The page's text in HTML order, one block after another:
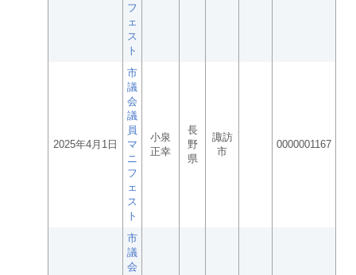
フ
ェ
ス
ト
2025年4月1日
市
議
会
議
員
マ
ニ
フ
ェ
ス
ト
小泉
正幸
長
野
県
諏訪
市
0000001167
市
議
会